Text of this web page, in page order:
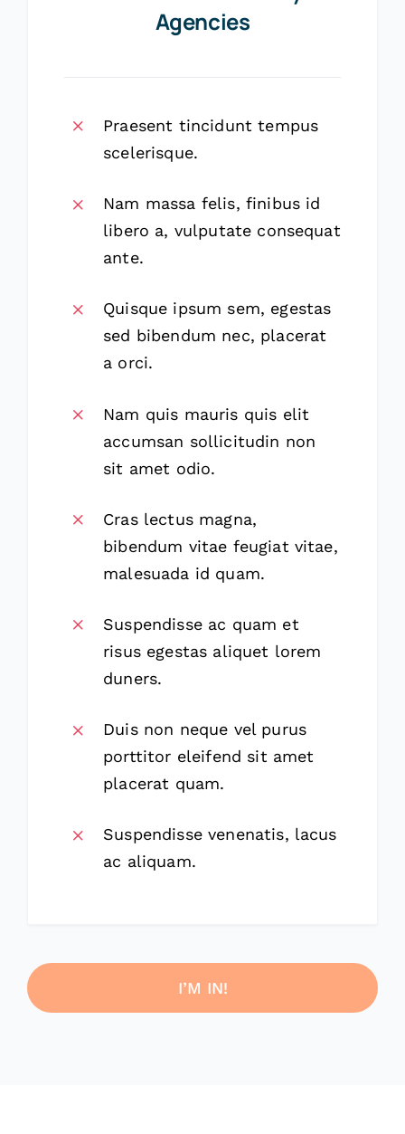
Agencies
Praesent tincidunt tempus
scelerisque.
Nam massa felis, finibus id
libero a, vulputate consequat
ante.
Quisque ipsum sem, egestas
sed bibendum nec, placerat
a orci.
Nam quis mauris quis elit
accumsan sollicitudin non
sit amet odio.
Cras lectus magna,
bibendum vitae feugiat vitae,
malesuada id quam.
Suspendisse ac quam et
risus egestas aliquet lorem
duners.
Duis non neque vel purus
porttitor eleifend sit amet
placerat quam.
Suspendisse venenatis, lacus
ac aliquam.
I’M IN!